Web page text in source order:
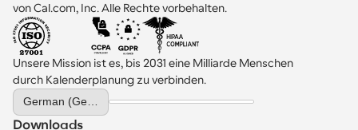
von Cal.com, Inc. Alle Rechte vorbehalten.
Unsere Mission ist es, bis 2031 eine Milliarde Menschen
durch Kalenderplanung zu verbinden.
Select Language
German (Germany)
Downloads